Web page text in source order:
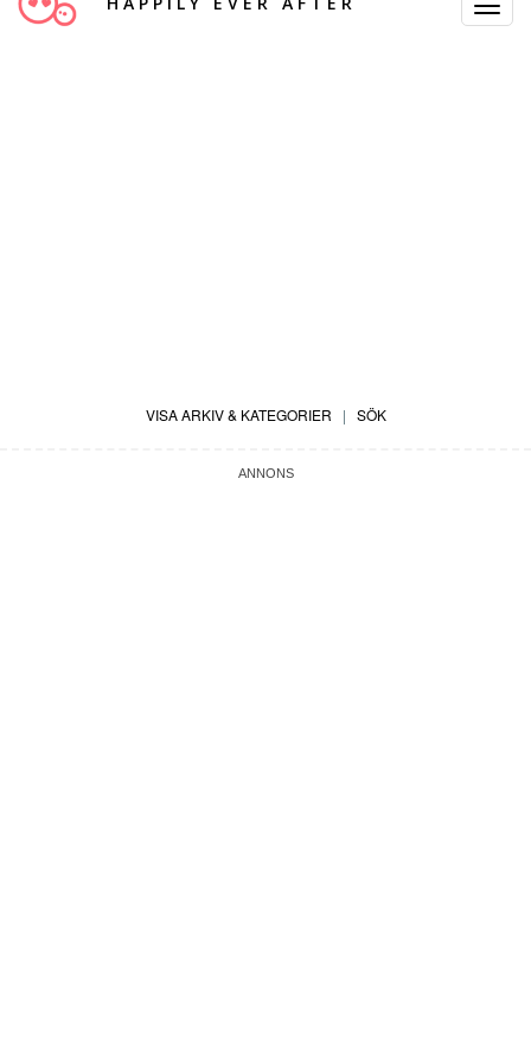
Toggle
VISA ARKIV & KATEGORIER | SÖK